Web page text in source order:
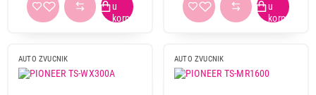
AUTO ZVUCNIK AUTO ZVUCNIK
2.899,00